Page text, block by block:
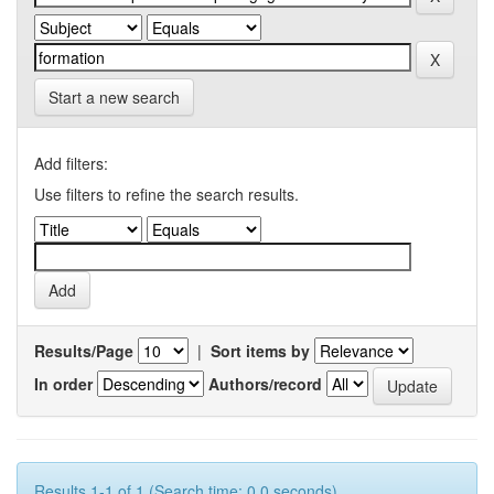
Start a new search
Add filters:
Use filters to refine the search results.
Results/Page | Sort items by
In order
Authors/record